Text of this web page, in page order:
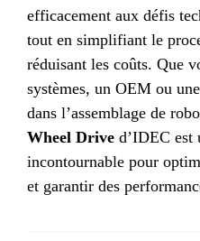
efficacement aux défis
tout en simplifiant le
réduisant les coûts. Que
systèmes, un OEM ou
dans l’assemblage de
Wheel Drive d’IDEC est
incontournable pour
et garantir des